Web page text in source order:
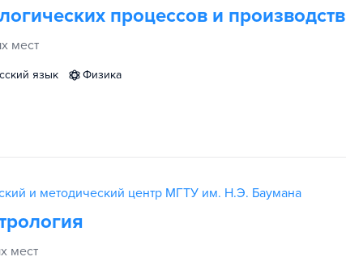
процессов и производств
мест
язык физика
и методический центр МГТУ им. Н.Э. Баумана
мест